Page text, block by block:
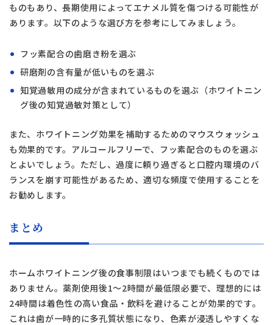
ものもあり、長期使用によってエナメル質を傷つける可能性が
あります。以下のような選び方を参考にしてみましょう。
フッ素配合の歯磨き粉を選ぶ
研磨剤の含有量が低いものを選ぶ
知覚過敏用の成分が含まれているものを選ぶ（ホワイトニン
グ後の知覚過敏対策として）
また、ホワイトニング効果を補助するためのマウスウォッシュ
も効果的です。アルコールフリーで、フッ素配合のものを選ぶ
とよいでしょう。ただし、過度に頼り過ぎると口腔内環境のバ
ランスを崩す可能性があるため、適切な頻度で使用することを
お勧めします。
まとめ
ホームホワイトニング後の食事制限はいつまでも続くものでは
ありません。薬剤使用後1〜2時間が最低限必要で、理想的には
24時間は着色性の高い食品・飲料を避けることが効果的です。
これは歯が一時的に多孔質状態になり、色素が浸透しやすくな